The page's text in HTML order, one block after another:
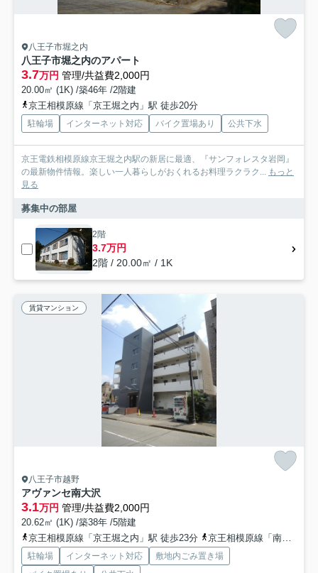
八王子市堀之内
八王子市堀之内のアパート
3.7万円 管理/共益費2,000円
20.00㎡ (1K) /築46年 /2階建
京王相模原線「京王堀之内」駅 徒歩20分
駐輪場 インターネット対応 バイク置場あり 公共下水
京王電鉄相模原線京王堀之内駅の新居に最適、『サンフォレスタ岩岡』
の最新物件情報。楽しい一人暮らしがおくれるお料理ラクラク... もっと
見る
募集中の部屋
2階
3.7万円
2階 / 20.00㎡ / 1K
賃貸マンション
八王子市越野
アヴァンセ南大沢
3.1万円 管理/共益費2,000円
20.62㎡ (1K) /築38年 /5階建
京王相模原線「京王堀之内」駅 徒歩23分
京王相模原線「南大沢」駅 徒歩33分
駐輪場 インターネット対応
敷地内ごみ置き場